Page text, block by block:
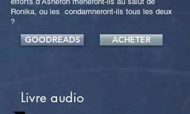
Ronika, ou les condamneront-ils tous les deux
?
GOODREADS ACHETER
Livre audio